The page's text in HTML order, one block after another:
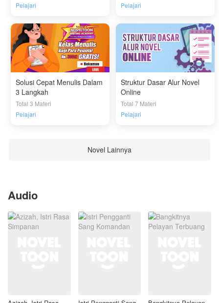
Pelajari
Pelajari
Solusi Cepat Menulis Dalam
3 Langkah
Total 3 Materi
Pelajari
Struktur Dasar Alur Novel
Online
Total 7 Materi
Pelajari
Novel Lainnya
Audio